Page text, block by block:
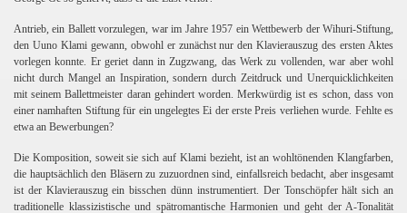
Antrieb, ein Ballett vorzulegen, war im Jahre 1957 ein Wettbewerb der Wihuri-Stiftung,
den Uuno Klami gewann, obwohl er zunächst nur den Klavierauszug des ersten Aktes
vorlegen konnte. Er geriet dann in Zugzwang, das Werk zu vollenden, war aber wohl
nicht durch Mangel an Inspiration, sondern durch Zeitdruck und Unerquicklichkeiten
mit seinem Ballettmeister daran gehindert worden. Merkwürdig ist es schon, dass von
einer namhaften Stiftung für ein ungelegtes Ei der erste Preis verliehen wurde. Fehlte es
etwa an Bewerbungen?
Die Komposition, soweit sie sich auf Klami bezieht, ist an wohltönenden Klangfarben,
die hauptsächlich den Bläsern zu zuzuordnen sind, einfallsreich bedacht, aber insgesamt
ist der Klavierauszug ein bisschen dünn instrumentiert. Der Tonschöpfer hält sich an
traditionelle klassizistische und spätromantische Harmonien und geht der A-Tonalität